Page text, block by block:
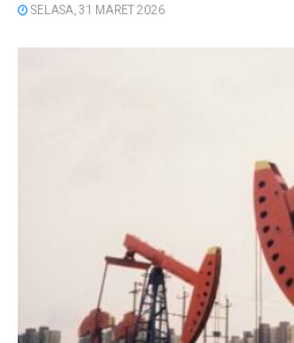
SELASA, 31 MARET 2026